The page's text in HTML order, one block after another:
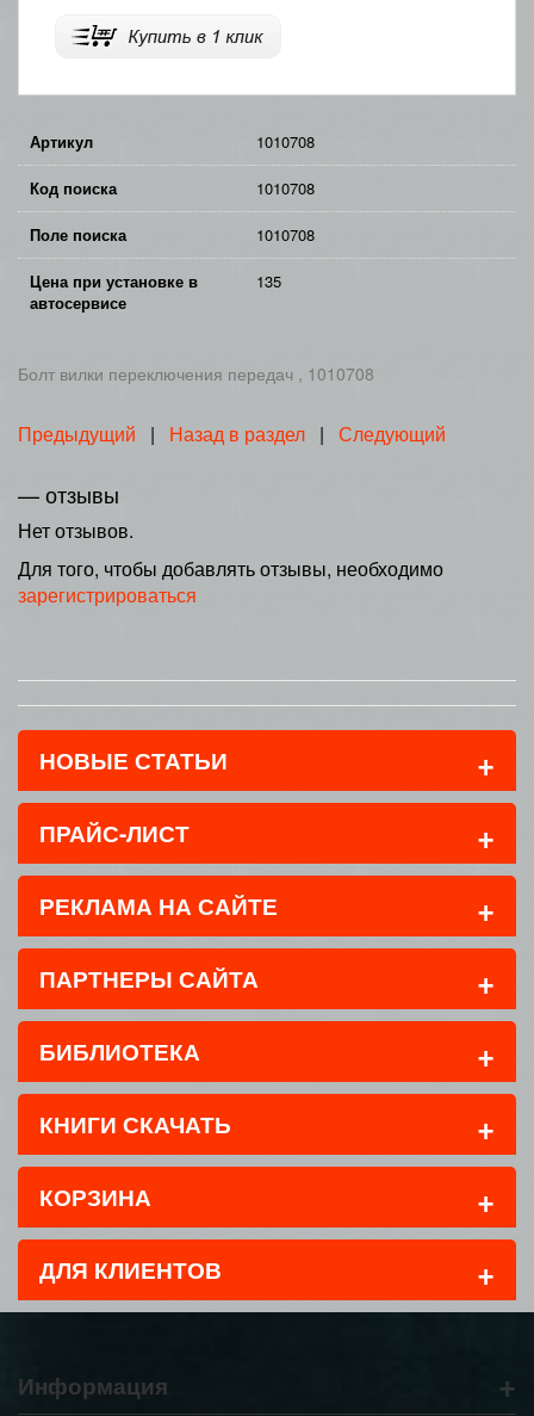
Артикул 1010708
Код поиска 1010708
Поле поиска 1010708
Цена при установке в
автосервисе
135
Болт вилки переключения передач , 1010708
Предыдущий | Назад в раздел | Следующий
— отзывы
Нет отзывов.
Для того, чтобы добавлять отзывы, необходимо
зарегистрироваться
НОВЫЕ СТАТЬИ +
ПРАЙС-ЛИСТ +
РЕКЛАМА НА САЙТЕ +
ПАРТНЕРЫ САЙТА +
БИБЛИОТЕКА +
КНИГИ СКАЧАТЬ +
КОРЗИНА +
ДЛЯ КЛИЕНТОВ +
Информация +